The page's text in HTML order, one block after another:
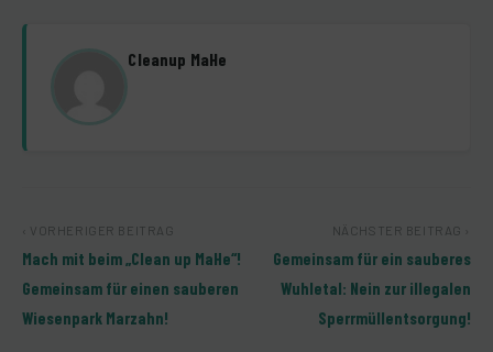
Cleanup MaHe
‹ VORHERIGER BEITRAG
Mach mit beim „Clean up MaHe“!
Gemeinsam für einen sauberen
Wiesenpark Marzahn!
NÄCHSTER BEITRAG ›
Gemeinsam für ein sauberes
Wuhletal: Nein zur illegalen
Sperrmüllentsorgung!